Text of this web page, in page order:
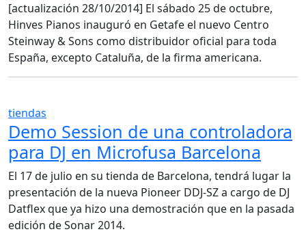
[actualización 28/10/2014] El sábado 25 de octubre,
Hinves Pianos inauguró en Getafe el nuevo Centro
Steinway & Sons como distribuidor oficial para toda
España, excepto Cataluña, de la firma americana.
tiendas
Demo Session de una controladora
para DJ en Microfusa Barcelona
El 17 de julio en su tienda de Barcelona, tendrá lugar la
presentación de la nueva Pioneer DDJ-SZ a cargo de DJ
Datflex que ya hizo una demostración que en la pasada
edición de Sonar 2014.